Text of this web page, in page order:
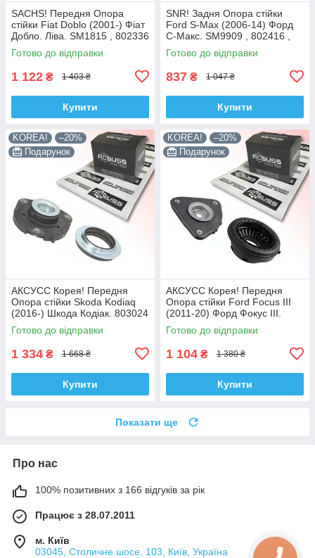
SACHS! Передня Опора
стійки Fiat Doblo (2001-) Фіат
Добло. Ліва. SM1815 , 802336
, KB658.15 , VKDC35232
Готово до відправки
1 122 ₴ 1 403 ₴
Купити
SNR! Задня Опора стійки
Ford S-Max (2006-14) Форд
С-Макс. SM9909 , 802416 ,
KB952.10 , VKDA40436
Готово до відправки
837 ₴ 1 047 ₴
Купити
KOREA!
–20%
Подарунок
АКСУСС Корея! Передня
Опора стійки Skoda Kodiaq
(2016-) Шкода Кодіак. 803024
, KB657.27 , VKDA35167
Готово до відправки
1 334 ₴ 1 668 ₴
Купити
KOREA!
–20%
Подарунок
АКСУСС Корея! Передня
Опора стійки Ford Focus III
(2011-20) Форд Фокус III.
SM5589 , 802460 , KB652.13 ,
VKDA35426
Готово до відправки
1 104 ₴ 1 380 ₴
Купити
Показати ще
Про нас
100% позитивних з 166 відгуків за рік
Працює з 28.07.2011
м. Київ
03045, Столичне шосе, 103, Київ, Україна